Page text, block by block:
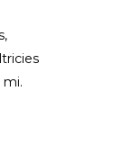
mi.